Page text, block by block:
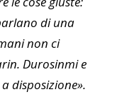
di una
non ci
Durosinmi e
disposizione».